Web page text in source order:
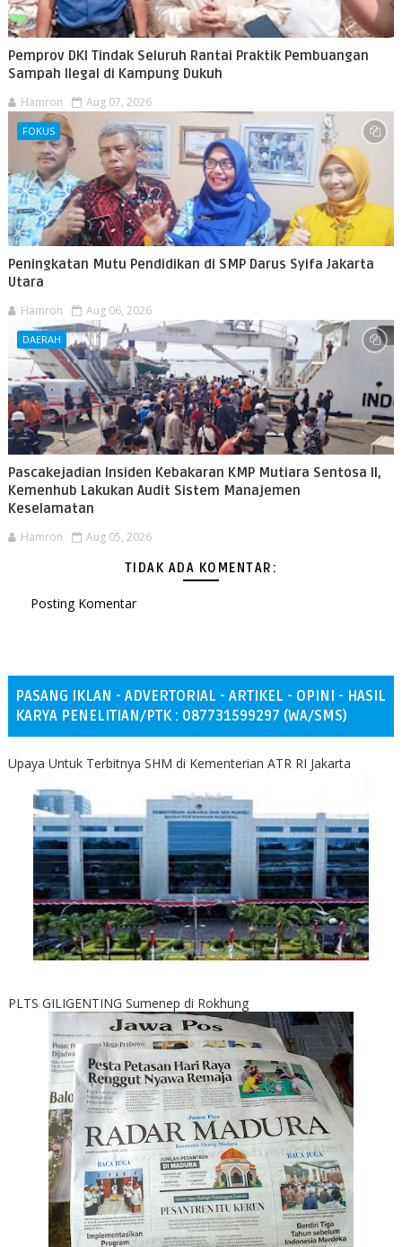
Pemprov DKI Tindak Seluruh Rantai Praktik Pembuangan
Sampah Ilegal di Kampung Dukuh
Hamron Aug 07, 2026
FOKUS
Peningkatan Mutu Pendidikan di SMP Darus Syifa Jakarta
Utara
Hamron Aug 06, 2026
DAERAH
Pascakejadian Insiden Kebakaran KMP Mutiara Sentosa II,
Kemenhub Lakukan Audit Sistem Manajemen
Keselamatan
Hamron Aug 05, 2026
TIDAK ADA KOMENTAR:
Posting Komentar
PASANG IKLAN - ADVERTORIAL - ARTIKEL - OPINI - HASIL
KARYA PENELITIAN/PTK : 087731599297 (WA/SMS)
Upaya Untuk Terbitnya SHM di Kementerian ATR RI Jakarta
PLTS GILIGENTING Sumenep di Rokhung